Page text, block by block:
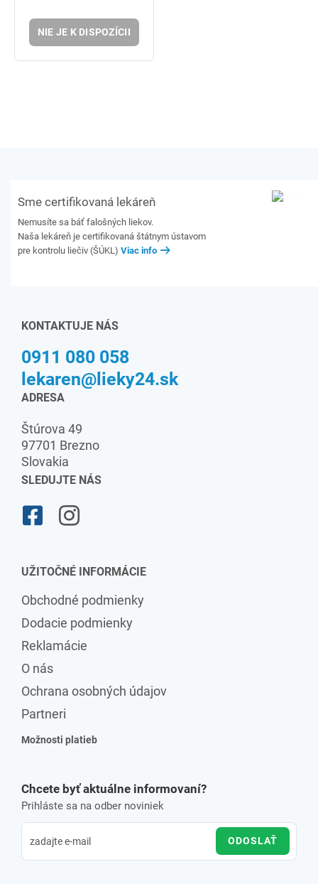
NIE JE K DISPOZÍCII
Sme certifikovaná lekáreň
Nemusíte sa báť falošných liekov.
Naša lekáreň je certifikovaná štátnym ústavom
pre kontrolu liečiv (ŠÚKL) Viac info
KONTAKTUJE NÁS
0911 080 058
lekaren@lieky24.sk
ADRESA
Štúrova 49
97701 Brezno
Slovakia
SLEDUJTE NÁS
UŽITOČNÉ INFORMÁCIE
Obchodné podmienky
Dodacie podmienky
Reklamácie
O nás
Ochrana osobných údajov
Partneri
Možnosti platieb
Chcete byť aktuálne informovaní?
Prihláste sa na odber noviniek
ODOSLAŤ